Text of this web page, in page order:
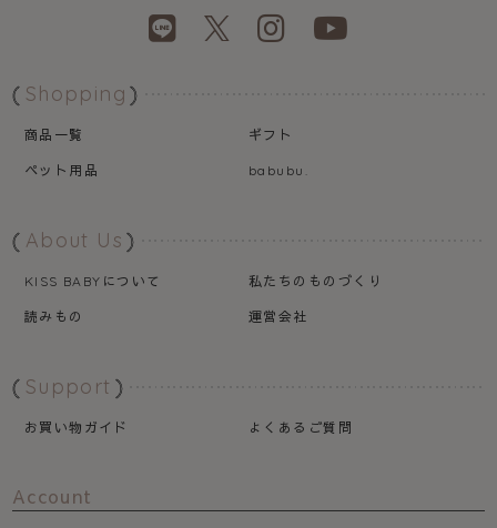
Shopping
商品一覧
ギフト
ペット用品
babubu.
About Us
KISS BABY について
私たちのものづくり
読みもの
運営会社
Support
お買い物ガイド よくあるご質問
Account